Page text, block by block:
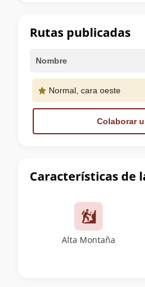
cumbre
Características de
Alta Montaña
Rutas publicadas
Nombre
Normal, cara oeste
Colaborar